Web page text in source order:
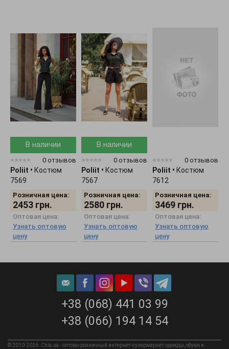
В наличии
0 отзывов
Poliit • Костюм
7569
Розничная цена:
2453 грн.
Оптовая цена:
Узнать оптовую
цену
В наличии
0 отзывов
Poliit • Костюм
7567
Розничная цена:
2580 грн.
Оптовая цена:
Узнать оптовую
цену
0 отзывов
Poliit • Костюм
7612
Розничная цена:
3469 грн.
Оптовая цена:
Узнать оптовую
цену
+38 (068) 441 03 99
+38 (066) 194 14 54
© 2010-2026. Chia.ua - оптово-розничный интернет-супермаркет одежды, обуви и